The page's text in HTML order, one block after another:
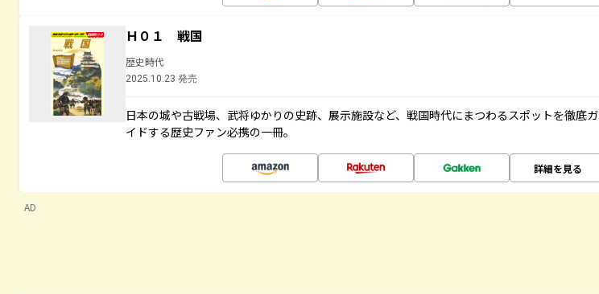
Ｈ０１ 戦国
歴史時代
2025.10.23 発売
日本の城や古戦場、武将ゆかりの史跡、展示施設など、戦国時代にまつわるスポットを徹底ガ
イドする歴史ファン必携の一冊。
詳細を見る
AD